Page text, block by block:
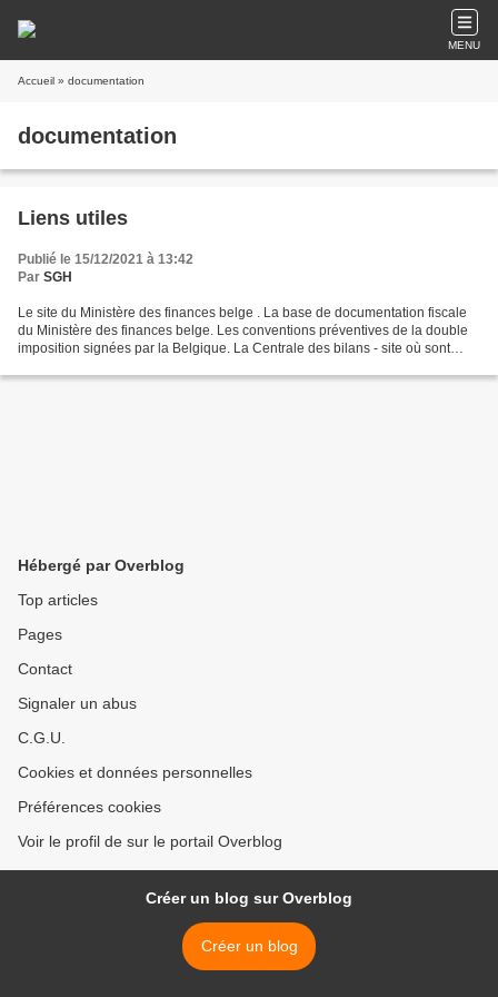
MENU
Accueil » documentation
documentation
Liens utiles
Publié le 15/12/2021 à 13:42
Par SGH
Le site du Ministère des finances belge . La base de documentation fiscale
du Ministère des finances belge. Les conventions préventives de la double
imposition signées par la Belgique. La Centrale des bilans - site où sont
Hébergé par Overblog
Top articles
Pages
Contact
Signaler un abus
C.G.U.
Cookies et données personnelles
Préférences cookies
Voir le profil de sur le portail Overblog
Créer un blog sur Overblog
Créer un blog